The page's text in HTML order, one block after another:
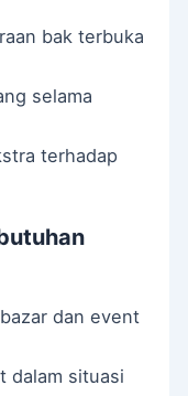
bak terbuka
selama
terhadap
dan event
dalam situasi